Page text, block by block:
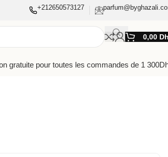
+212650573127
0,00
gratuite pour toutes les commandes de 1